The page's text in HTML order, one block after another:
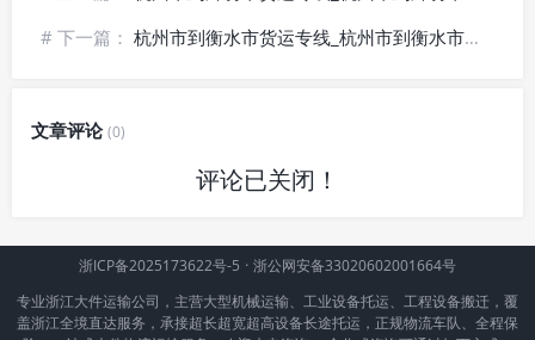
# 下一篇： 杭州市到衡水市货运专线_杭州市到衡水市物流公司_🔍实时跟踪
文章评论(0)
评论已关闭！
浙ICP备2025173622号-5 · 浙公网安备33020602001664号
专业浙江大件运输公司，主营大型机械运输、工业设备托运、工程设备搬迁，覆
盖浙江全境直达服务，承接超长超宽超高设备长途托运，正规物流车队、全程保